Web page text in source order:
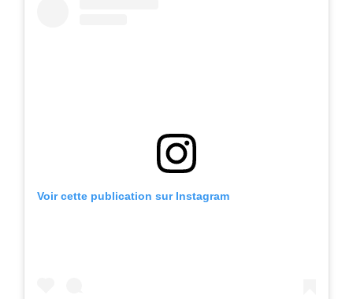
Voir cette publication sur Instagram